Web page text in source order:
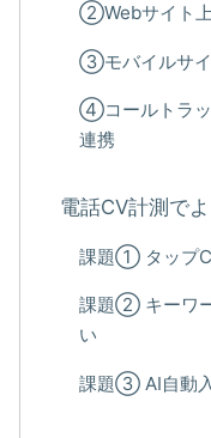
②Webサイト上
③モバイルサイ
④コールトラッ
連携
電話CV計測で
課題① タップ
課題② キーワ
い
課題③ AI自動